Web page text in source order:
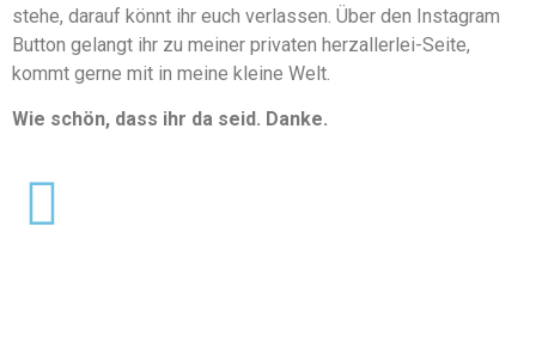
stehe, darauf könnt ihr euch verlassen. Über den Instagram
Button gelangt ihr zu meiner privaten herzallerlei-Seite,
kommt gerne mit in meine kleine Welt.
Wie schön, dass ihr da seid. Danke.